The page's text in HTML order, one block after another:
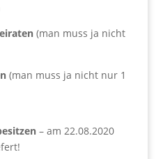
(man muss ja nicht
(man muss ja nicht nur 1
– am 22.08.2020